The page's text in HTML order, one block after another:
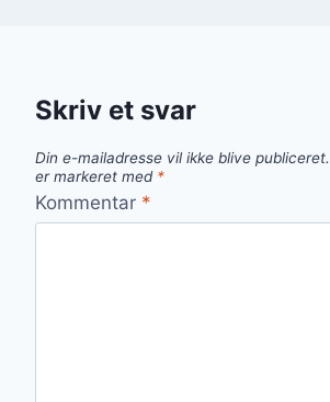
Skriv et svar
Din e-mailadresse vil ikke blive publiceret.
er markeret med *
Kommentar *